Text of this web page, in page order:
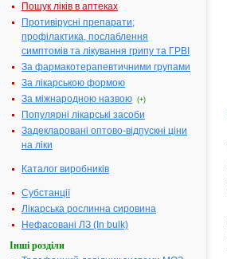
Пошук ліків в аптеках
Противірусні препарати;
профілактика, послаблення
симптомів та лікування грипу та ГРВІ
За фармакотерапевтичними групами
За лікарською формою
За міжнародною назвою (+)
Популярні лікарські засоби
Задекларовані оптово-відпускні ціни
на ліки
Каталог виробників
Субстанції
Лікарська рослинна сировина
Нефасовані ЛЗ (In bulk)
Інші розділи